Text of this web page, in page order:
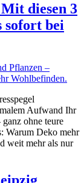
diesen 3
sofort bei
Aufwand Ihr
ohne teure
Warum Deko mehr
weit mehr als nur